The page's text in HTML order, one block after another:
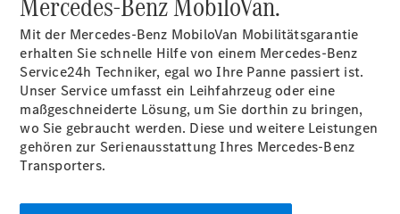
Konfigurator
Mercedes-
Benz Store
Marco Polo
Mit der Mercedes-Benz MobiloVan Mobilitätsgarantie
erhalten Sie schnelle Hilfe von einem Mercedes-Benz
Service24h Techniker, egal wo Ihre Panne passiert ist.
Unser Service umfasst ein Leihfahrzeug oder eine
maßgeschneiderte Lösung, um Sie dorthin zu bringen,
wo Sie gebraucht werden. Diese und weitere Leistungen
gehören zur Serienausstattung Ihres Mercedes-Benz
Transporters.